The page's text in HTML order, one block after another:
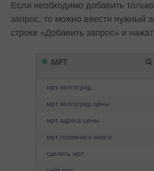
Если необходимо добавить
запрос, то можно ввести нужный
строке «Добавить запрос» и